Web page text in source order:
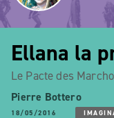
Ellana la
Le Pacte des
Pierre Bottero
18/05/2016